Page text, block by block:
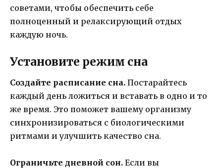
советами, чтобы обеспечить себе
полноценный и релаксирующий отдых
каждую ночь.
Установите режим сна
Создайте расписание сна. Постарайтесь
каждый день ложиться и вставать в одно и то
же время. Это поможет вашему организму
синхронизироваться с биологическими
ритмами и улучшить качество сна.
Ограничьте дневной сон. Если вы